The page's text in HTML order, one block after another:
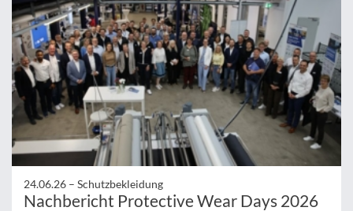
24.06.26 – Schutzbekleidung
Nachbericht Protective Wear Days 2026